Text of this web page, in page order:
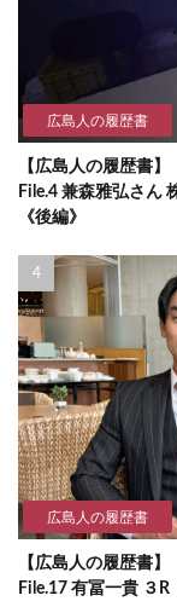
広島人の履歴書
【広島人の履歴書】
File.4 兼森雅弘さん
《後編》
広島人の履歴書
【広島人の履歴書】
File.17 有冨一貴 ３R